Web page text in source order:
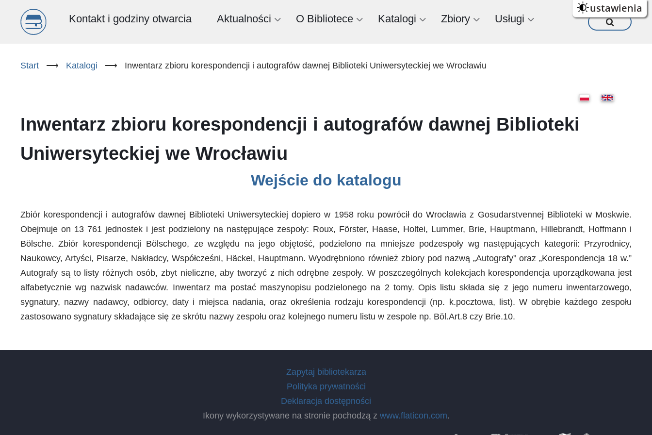
ustawienia
Menu
(PL)
Kontakt i godziny otwarcia Aktualności O Bibliotece Katalogi Zbiory Usługi
Start ⟶ Katalogi ⟶ Inwentarz zbioru korespondencji i autografów dawnej Biblioteki Uniwersyteckiej we Wrocławiu
Inwentarz zbioru korespondencji i autografów dawnej Biblioteki
Uniwersyteckiej we Wrocławiu
Wejście do katalogu
Zbiór korespondencji i autografów dawnej Biblioteki Uniwersyteckiej dopiero w 1958 roku powrócił do Wrocławia z Gosudarstvennej Biblioteki w Moskwie.
Obejmuje on 13 761 jednostek i jest podzielony na następujące zespoły: Roux, Förster, Haase, Holtei, Lummer, Brie, Hauptmann, Hillebrandt, Hoffmann i
Bölsche. Zbiór korespondencji Bölschego, ze względu na jego objętość, podzielono na mniejsze podzespoły wg następujących kategorii: Przyrodnicy,
Naukowcy, Artyści, Pisarze, Nakładcy, Współcześni, Häckel, Hauptmann. Wyodrębniono również zbiory pod nazwą „Autografy” oraz „Korespondencja 18 w.”
Autografy są to listy różnych osób, zbyt nieliczne, aby tworzyć z nich odrębne zespoły. W poszczególnych kolekcjach korespondencja uporządkowana jest
alfabetycznie wg nazwisk nadawców. Inwentarz ma postać maszynopisu podzielonego na 2 tomy. Opis listu składa się z jego numeru inwentarzowego,
sygnatury, nazwy nadawcy, odbiorcy, daty i miejsca nadania, oraz określenia rodzaju korespondencji (np. k.pocztowa, list). W obrębie każdego zespołu
zastosowano sygnatury składające się ze skrótu nazwy zespołu oraz kolejnego numeru listu w zespole np. Böl.Art.8 czy Brie.10.
Zapytaj bibliotekarza
Polityka prywatności
Deklaracja dostępności
Ikony wykorzystywane na stronie pochodzą z www.flaticon.com.